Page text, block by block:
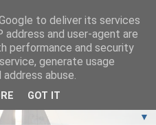
båten, seglingar, havet och
▼
to deliver its services
address and user-agent are
performance and security
generate usage
abuse.
GOT IT